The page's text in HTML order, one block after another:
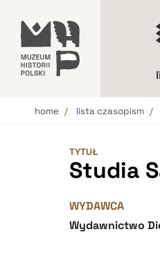
home lista czasopism
TYTUŁ
Studia
WYDAWCA
Wydawnictwo